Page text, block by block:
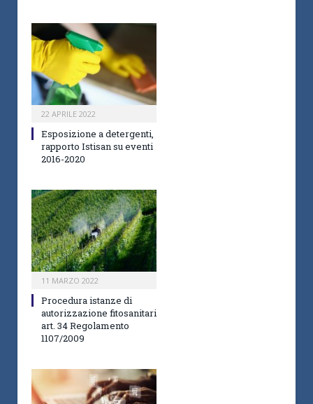
22 APRILE 2022
Esposizione a detergenti,
rapporto Istisan su eventi
2016-2020
11 MARZO 2022
Procedura istanze di
autorizzazione fitosanitari
art. 34 Regolamento
1107/2009